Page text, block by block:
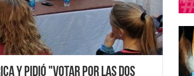
y pidió "votar por las dos